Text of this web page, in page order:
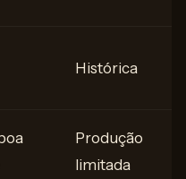
Histórica
Produção
limitada